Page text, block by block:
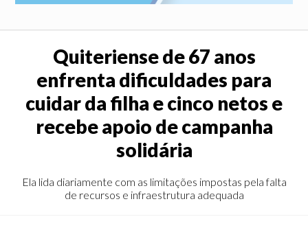
Quiteriense de 67 anos
enfrenta dificuldades para
cuidar da filha e cinco netos e
recebe apoio de campanha
solidária
Ela lida diariamente com as limitações impostas pela falta
de recursos e infraestrutura adequada